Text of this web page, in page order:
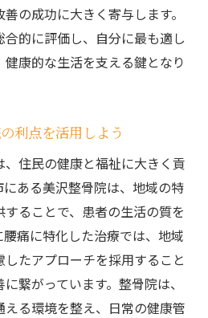
て地域貢献を果たす取り組
ビスがもたらすメリット
を目指すための治療プラン
支える整骨院のサポート
られる信頼と安心感
高めるためのアドバイス
り組みがもたらす生活の変
が生む日常の喜び
の成功に大きく寄与します。
的に評価し、自分に最も適し
康的な生活を支える鍵となり
利点を活用しよう
住民の健康と福祉に大きく貢
ある美沢整骨院は、地域の特
ることで、患者の生活の質を
痛に特化した治療では、地域
たアプローチを採用すること
繋がっています。整骨院は、
る環境を整え、日常の健康管